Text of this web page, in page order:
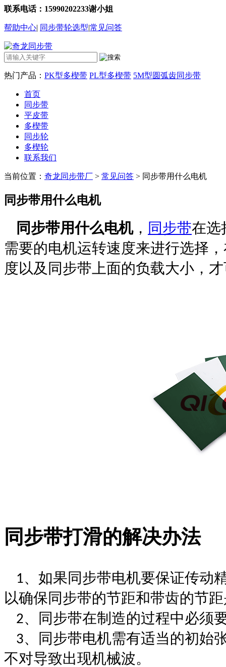
联系电话：15990202233谢小姐
帮助中心| 同步带轮选型|常见问答
热门产品： PK型多楔带 PL型多楔带 5M型圆弧齿同步带
首页
同步带
平皮带
多楔带
同步轮
多楔轮
联系我们
当前位置： 奇龙同步带厂 > 常见问答 > 同步带用什么电机
同步带用什么电机
同步带用什么电机， 同步带在选
需要的电机运转速度来进行选择
度以及同步带上面的负载大小，
同步带打滑的解决办法
1、 如果同步带电机要保证传动
以确保同步带的节距和带齿的节
2、 同步带在制造的过程中必须
3、 同步带电机需有适当的初始
不对导致出现机械波。